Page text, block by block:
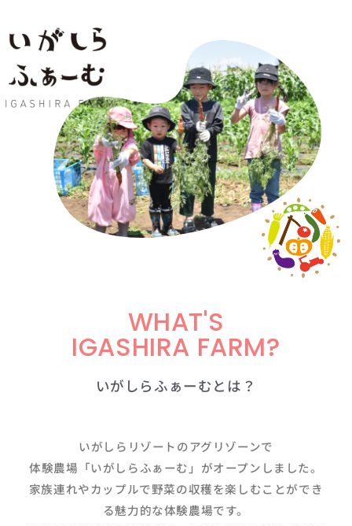
容
WHAT'S
IGASHIRA FARM?
いがしらふぁーむとは？
いがしらリゾートのアグリゾーンで
体験農場「いがしらふぁーむ」がオープンしました。
家族連れやカップルで野菜の収穫を楽しむことができ
る魅力的な体験農場です。